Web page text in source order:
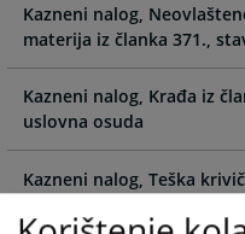
forward
to
interact
with
the
calendar
and
select
a
to
a
Kazneni nalog,
materija iz članka 371.,
Kazneni nalog, Krađa iz
uslovna osuda
Kazneni nalog, Teška